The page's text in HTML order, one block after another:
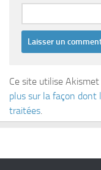
Ce site utilise Akismet
plus sur la façon dont
traitées